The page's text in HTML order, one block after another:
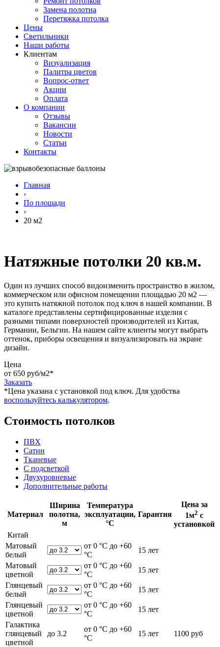
Замена полотна
Перетяжка потолка
Цены
Светильники
Наши работы
Клиентам
Визуализация
Палитра цветов
Вопрос-ответ
Акции
Оплата
О компании
Отзывы
Вакансии
Новости
Статьи
Контакты
Главная
›
По площади
›
20 м2
Натяжные потолки 20 кв.м.
Один из лучших способ видоизменить пространство в жилом,
коммерческом или офисном помещении площадью 20 м2 —
это купить натяжной потолок под ключ в нашей компании. В
каталоге представлены сертифицированные изделия с
разными типами поверхностей производителей из Китая,
Германии, Бельгии. На нашем сайте клиенты могут выбрать
оттенок, приборы освещения и визуализировать на экране
дизайн.
Цена
от 650 руб/м2*
Заказать
*Цена указана c установкой под ключ. Для удобства
воспользуйтесь калькулятором.
Стоимость потолков
ПВХ
Сатин
Тканевые
С подсветкой
Двухуровневые
Дополнительные работы
Материал
Ширина
полотна,
м
Температура
эксплуатации,
°С
Гарантия
Цена за
1м2 с
установкой
Китай
Матовый
белый
от 0 °С до +60
°С
15 лет
Матовый
цветной
от 0 °С до +60
°С
15 лет
Глянцевый
белый
от 0 °С до +60
°С
15 лет
Глянцевый
цветной
от 0 °С до +60
°С
15 лет
Галактика
глянцевый
цветной
до 3.2
от 0 °С до +60
°С
15 лет 1100 руб